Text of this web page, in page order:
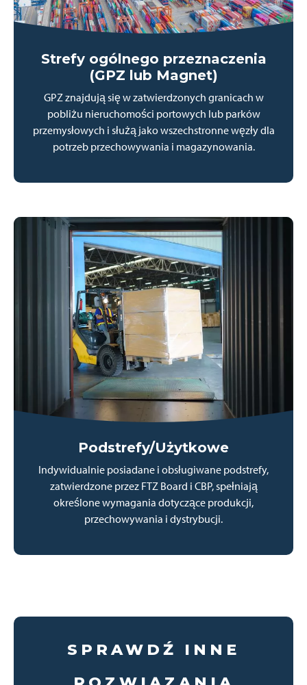
Strefy ogólnego przeznaczenia
(GPZ lub Magnet)
GPZ znajdują się w zatwierdzonych granicach w
pobliżu nieruchomości portowych lub parków
przemysłowych i służą jako wszechstronne węzły dla
potrzeb przechowywania i magazynowania.
Podstrefy/Użytkowe
Indywidualnie posiadane i obsługiwane podstrefy,
zatwierdzone przez FTZ Board i CBP, spełniają
określone wymagania dotyczące produkcji,
przechowywania i dystrybucji.
SPRAWDŹ INNE